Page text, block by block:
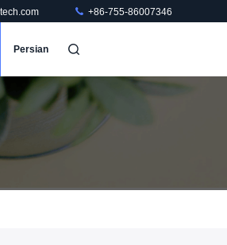
+86-755-86007346
Persian